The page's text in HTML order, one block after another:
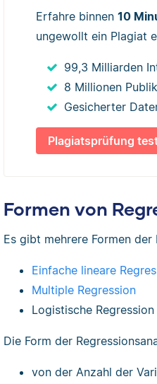
Erfahre binnen 10
ungewollt ein Plagiat
99,3 Milliarden
8 Millionen
Gesicherter
Plagiatsprüfung
Formen von
Es gibt mehrere Formen der
Einfache lineare
Multiple Regression
Logistische Regression
Die Form der
von der Anzahl der